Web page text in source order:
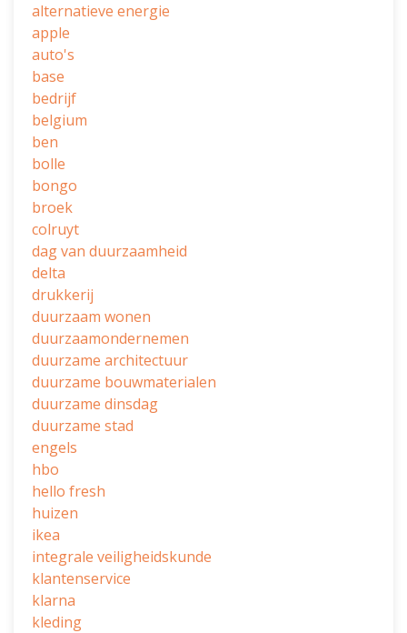
alternatieve energie
apple
auto's
base
bedrijf
belgium
ben
bolle
bongo
broek
colruyt
dag van duurzaamheid
delta
drukkerij
duurzaam wonen
duurzaamondernemen
duurzame architectuur
duurzame bouwmaterialen
duurzame dinsdag
duurzame stad
engels
hbo
hello fresh
huizen
ikea
integrale veiligheidskunde
klantenservice
klarna
kleding